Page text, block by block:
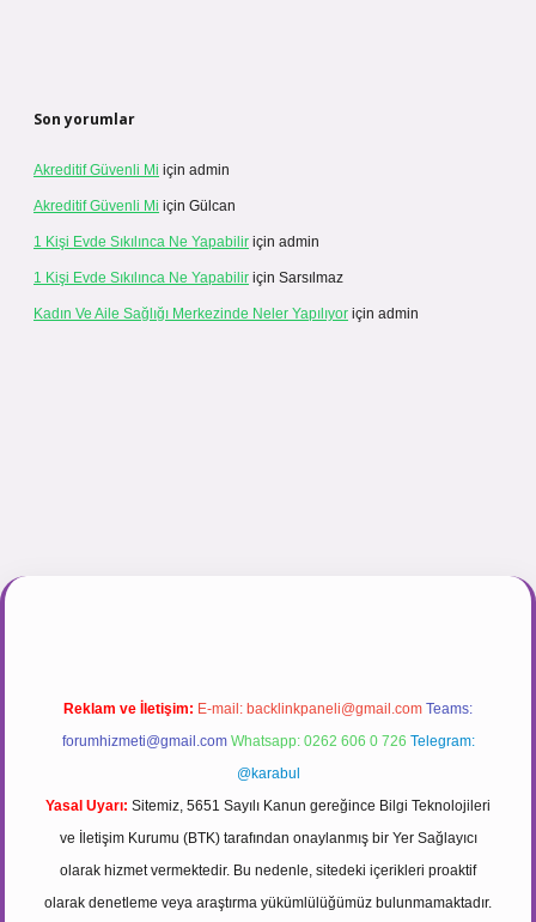
Son yorumlar
Akreditif Güvenli Mi için admin
Akreditif Güvenli Mi için Gülcan
1 Kişi Evde Sıkılınca Ne Yapabilir için admin
1 Kişi Evde Sıkılınca Ne Yapabilir için Sarsılmaz
Kadın Ve Aile Sağlığı Merkezinde Neler Yapılıyor için admin
Reklam ve İletişim: E-mail: backlinkpaneli@gmail.com Teams:
forumhizmeti@gmail.com Whatsapp: 0262 606 0 726 Telegram:
@karabul
Yasal Uyarı: Sitemiz, 5651 Sayılı Kanun gereğince Bilgi Teknolojileri
ve İletişim Kurumu (BTK) tarafından onaylanmış bir Yer Sağlayıcı
olarak hizmet vermektedir. Bu nedenle, sitedeki içerikleri proaktif
olarak denetleme veya araştırma yükümlülüğümüz bulunmamaktadır.